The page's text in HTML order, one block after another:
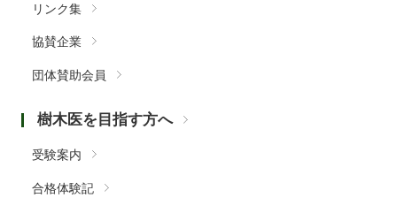
リンク集
協賛企業
団体賛助会員
樹木医を目指す方へ
受験案内
合格体験記